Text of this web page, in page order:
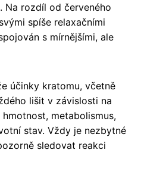
Na rozdíl od červeného
spíše relaxačními
s mírnějšími, ale
účinky kratomu, včetně
lišit v závislosti na
metabolismus,
stav. Vždy je nezbytné
sledovat reakci